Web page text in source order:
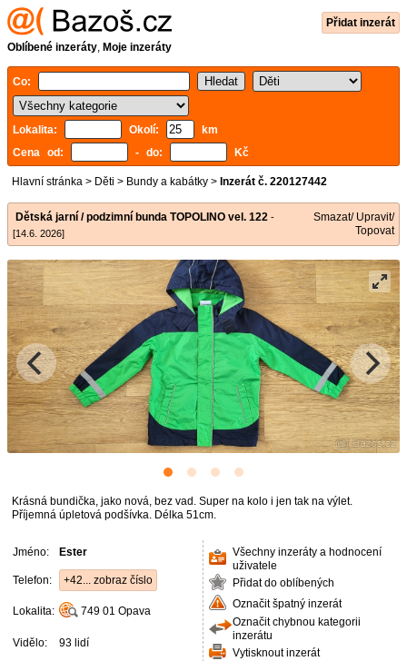
Přidat inzerát
Oblíbené inzeráty, Moje inzeráty
Co:
Lokalita: Okolí:
km
Cena od:
- do: Kč
Hlavní stránka > Děti > Bundy a kabátky > Inzerát č. 220127442
Dětská jarní / podzimní bunda TOPOLINO vel. 122 -
[14.6. 2026]
Smazat/ Upravit/
Topovat
Krásná bundička, jako nová, bez vad. Super na kolo i jen tak na výlet.
Příjemná úpletová podšívka. Délka 51cm.
Jméno: Ester
Telefon: +42... zobraz číslo
Lokalita: 749 01 Opava
Vidělo: 93 lidí
Všechny inzeráty a hodnocení
uživatele
Přidat do oblíbených
Označit špatný inzerát
Označit chybnou kategorii
inzerátu
Vytisknout inzerát